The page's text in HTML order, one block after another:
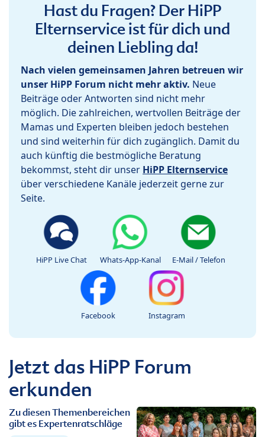
Hast du Fragen? Der HiPP
Elternservice ist für dich und
deinen Liebling da!
Nach vielen gemeinsamen Jahren betreuen wir
unser HiPP Forum nicht mehr aktiv. Neue
Beiträge oder Antworten sind nicht mehr
möglich. Die zahlreichen, wertvollen Beiträge der
Mamas und Experten bleiben jedoch bestehen
und sind weiterhin für dich zugänglich. Damit du
auch künftig die bestmögliche Beratung
bekommst, steht dir unser HiPP Elternservice
über verschiedene Kanäle jederzeit gerne zur
Seite.
HiPP Live Chat Whats-App-Kanal E-Mail / Telefon
Facebook Instagram
Jetzt das HiPP Forum
erkunden
Zu diesen Themenbereichen
gibt es Expertenratschläge